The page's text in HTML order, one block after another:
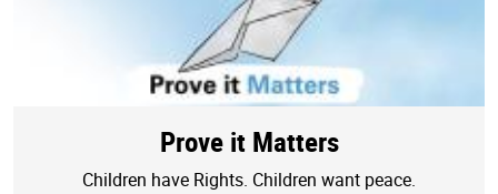
Prove it Matters
Children have Rights. Children want peace.